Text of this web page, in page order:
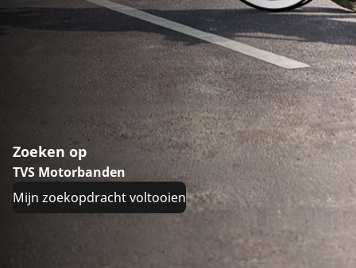
Zoeken op
TVS Motorbanden
Mijn zoekopdracht voltooien